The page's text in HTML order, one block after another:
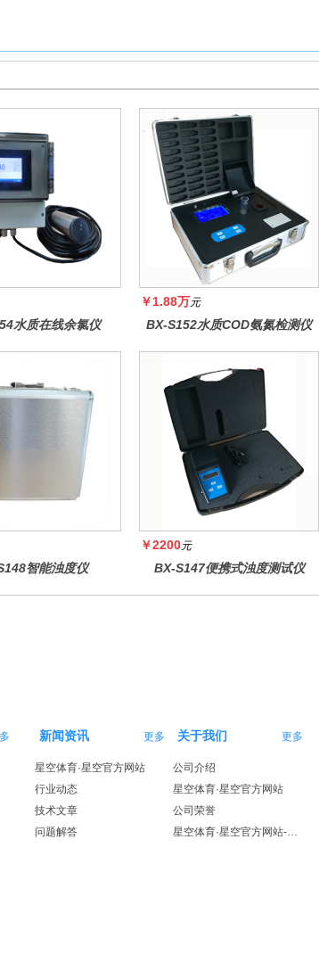
水质在线余氯仪
￥1.88万元
BX-S152水质COD氨氮检测仪
智能浊度仪
￥2200元
BX-S147便携式浊度测试仪
新闻资讯 更多
星空体育·星空官方网站
行业动态
技术文章
问题解答
关于我们 更多
公司介绍
星空体育·星空官方网站
公司荣誉
星空体育·星空官方网站-星空体育（中国）